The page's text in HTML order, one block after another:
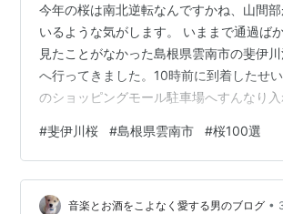
今年の桜は南北逆転なんですかね、山間
いるような気がします。 いままで通過ば
見たことがなかった島根県雲南市の斐伊
へ行ってきました。10時前に到着したせ
のショッピングモール駐車場へすんなり入
#斐伊川桜 #島根県雲南市 #桜100選
音楽とお酒をこよなく愛する男のブログ •